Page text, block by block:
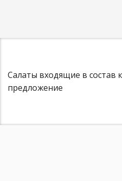
Салаты входящие в состав
предложение